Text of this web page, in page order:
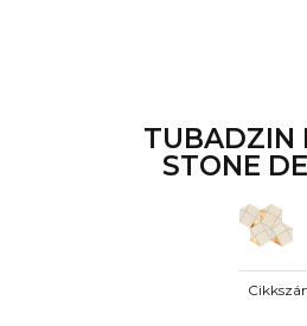
TUBADZIN
STONE